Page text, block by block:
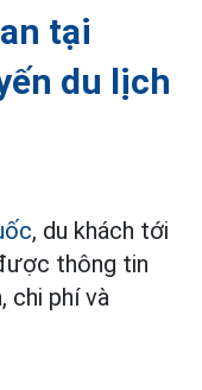
tại
du lịch
, du khách tới
thông tin
chi phí và